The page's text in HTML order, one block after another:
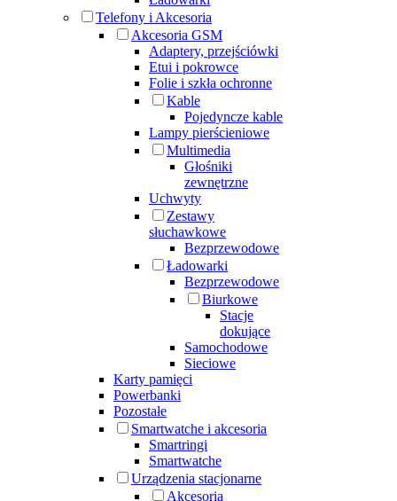
Telefony i Akcesoria
Akcesoria GSM
Adaptery, przejściówki
Etui i pokrowce
Folie i szkła ochronne
Kable
Pojedyncze kable
Lampy pierścieniowe
Multimedia
Głośniki
zewnętrzne
Uchwyty
Zestawy
słuchawkowe
Bezprzewodowe
Ładowarki
Bezprzewodowe
Biurkowe
Stacje
dokujące
Samochodowe
Sieciowe
Karty pamięci
Powerbanki
Pozostałe
Smartwatche i akcesoria
Smartringi
Smartwatche
Urządzenia stacjonarne
Akcesoria